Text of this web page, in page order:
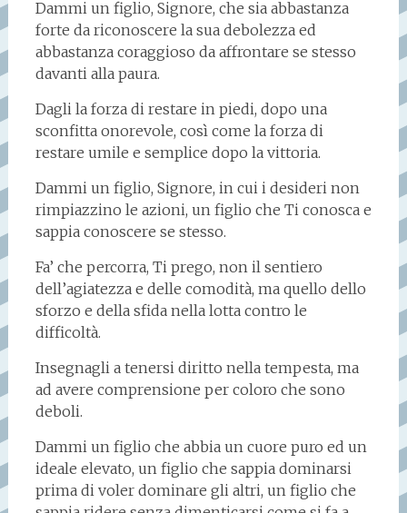
Dammi un figlio, Signore, che sia abbastanza
forte da riconoscere la sua debolezza ed
abbastanza coraggioso da affrontare se stesso
davanti alla paura.
Dagli la forza di restare in piedi, dopo una
sconfitta onorevole, così come la forza di
restare umile e semplice dopo la vittoria.
Dammi un figlio, Signore, in cui i desideri non
rimpiazzino le azioni, un figlio che Ti conosca e
sappia conoscere se stesso.
Fa’ che percorra, Ti prego, non il sentiero
dell’agiatezza e delle comodità, ma quello dello
sforzo e della sfida nella lotta contro le
difficoltà.
Insegnagli a tenersi diritto nella tempesta, ma
ad avere comprensione per coloro che sono
deboli.
Dammi un figlio che abbia un cuore puro ed un
ideale elevato, un figlio che sappia dominarsi
prima di voler dominare gli altri, un figlio che